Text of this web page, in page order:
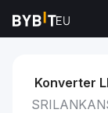
Markeder
Konverter